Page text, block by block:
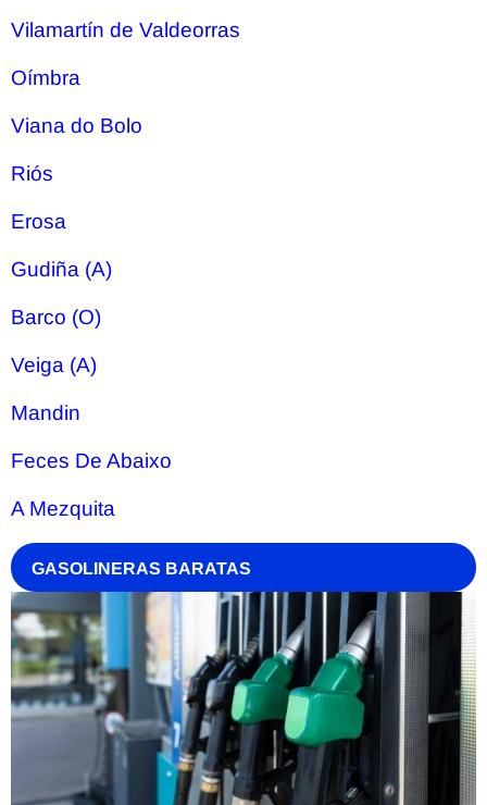
Vilamartín de Valdeorras
Oímbra
Viana do Bolo
Riós
Erosa
Gudiña (A)
Barco (O)
Veiga (A)
Mandin
Feces De Abaixo
A Mezquita
GASOLINERAS BARATAS